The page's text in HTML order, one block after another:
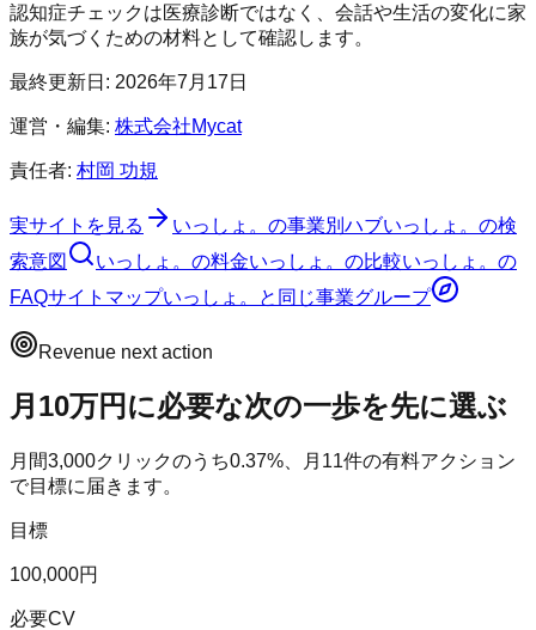
認知症チェックは医療診断ではなく、会話や生活の変化に家
族が気づくための材料として確認します。
最終更新日: 2026年7月17日
運営・編集: 株式会社Mycat
責任者: 村岡 功規
実サイトを見る いっしょ。 の事業別ハブいっしょ。 の検
索意図
いっしょ。 の料金いっしょ。 の比較いっしょ。 の
FAQサイトマップいっしょ。 と同じ事業グループ
Revenue next action
月10万円に必要な次の一歩を先に選ぶ
月間3,000クリックのうち0.37%、月 11件の有料アクション
で目標に届きます。
目標
100,000円
必要CV